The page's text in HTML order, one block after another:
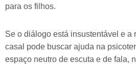
para os filhos.
Se o diálogo está insustentável e a
casal pode buscar ajuda na
espaço neutro de escuta e de fala,